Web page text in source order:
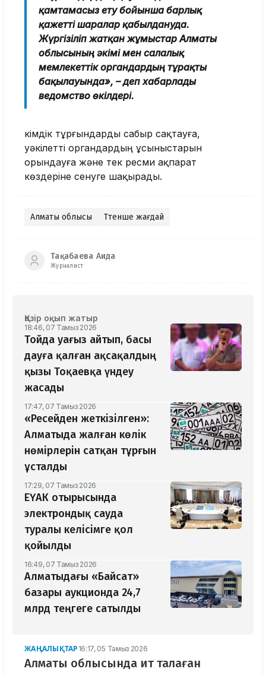
қамтамасыз ету бойынша барлық
қажетті шаралар қабылдануда.
Жүргізіліп жатқан жұмыстар Алматы
облысының әкімі мен салалық
мемлекеттік органдардың тұрақты
бақылауында», – деп хабарлады
ведомство өкілдері.
Әкімдік тұрғындарды сабыр сақтауға,
уәкілетті органдардың ұсыныстарын
орындауға және тек ресми ақпарат
көздеріне сенуге шақырады.
Алматы облысы Төтенше жағдай
Тақабаева Аида
Журналист
Қазір оқып жатыр
18:46, 07 Тамыз 2026
Тойда уағыз айтып, басы
дауға қалған ақсақалдың
қызы Тоқаевқа үндеу
жасады
17:47, 07 Тамыз 2026
«Ресейден жеткізілген»:
Алматыда жалған көлік
нөмірлерін сатқан тұрғын
ұсталды
17:29, 07 Тамыз 2026
ЕҮАК отырысында
электрондық сауда
туралы келісімге қол
қойылды
16:49, 07 Тамыз 2026
Алматыдағы «Байсат»
базары аукционда 24,7
млрд теңгеге сатылды
ЖАҢАЛЫҚТАР 16:17, 05 Тамыз 2026
Алматы облысында ит талаған